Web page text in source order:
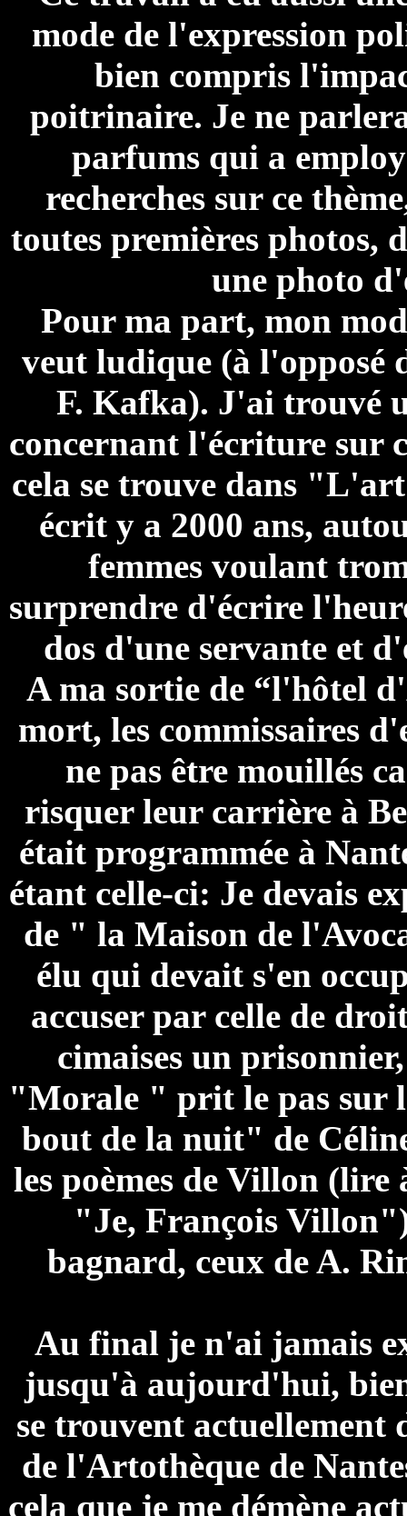
mode de l'expression
bien compris
poitrinaire. Je ne
parfums qui a
recherches sur ce
toutes premières photos,
une photo
Pour ma part, mon
veut ludique (à l'opposé
F. Kafka). J'ai trouvé
concernant l'écriture sur
cela se trouve dans
écrit y a 2000 ans,
femmes voulant
surprendre d'écrire
dos d'une servante et
A ma sortie de “l'hôtel
mort, les commissaires
ne pas être mouillés
risquer leur carrière à
était programmée à
étant celle-ci: Je devais
de " la Maison de
élu qui devait s'en
accuser par celle de
cimaises un
"Morale " prit le pas sur
bout de la nuit" de
les poèmes de Villon (lire
"Je, François
bagnard, ceux de A.
Au final je n'ai jamais
jusqu'à aujourd'hui,
se trouvent actuellement
de l'Artothèque de
cela que je me démène